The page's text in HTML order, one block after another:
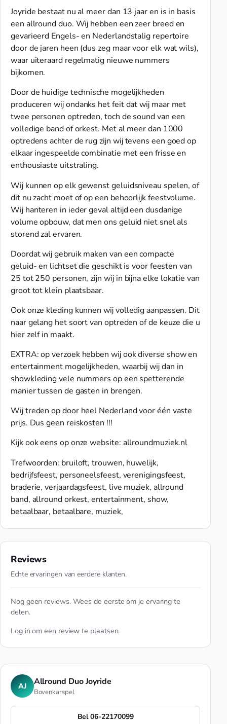
Joyride bestaat nu al meer dan 13 jaar en is in basis
een allround duo. Wij hebben een zeer breed en
gevarieerd Engels- en Nederlandstalig repertoire
door de jaren heen (dus zeg maar voor elk wat wils),
waar uiteraard regelmatig nieuwe nummers
bijkomen.
Door de huidige technische mogelijkheden
produceren wij ondanks het feit dat wij maar met
twee personen optreden, toch de sound van een
volledige band of orkest. Met al meer dan 1000
optredens achter de rug zijn wij tevens een goed op
elkaar ingespeelde combinatie met een frisse en
enthousiaste uitstraling.
Wij kunnen op elk gewenst geluidsniveau spelen, of
dit nu zacht moet of op een behoorlijk feestvolume.
Wij hanteren in ieder geval altijd een dusdanige
volume opbouw, dat men ons geluid niet snel als
storend zal ervaren.
Doordat wij gebruik maken van een compacte
geluid- en lichtset die geschikt is voor feesten van
25 tot 250 personen, zijn wij in bijna elke lokatie van
groot tot klein plaatsbaar.
Ook onze kleding kunnen wij volledig aanpassen. Dit
naar gelang het soort van optreden of de keuze die u
hier zelf in maakt.
EXTRA: op verzoek hebben wij ook diverse show en
entertainment mogelijkheden, waarbij wij dan in
showkleding vele nummers op een spetterende
manier tussen de gasten in brengen.
Wij treden op door heel Nederland voor één vaste
prijs. Dus geen reiskosten !!!
Kijk ook eens op onze website: allroundmuziek.nl
Trefwoorden: bruiloft, trouwen, huwelijk,
bedrijfsfeest, personeelsfeest, verenigingsfeest,
braderie, verjaardagsfeest, live muziek, allround
band, allround orkest, entertainment, show,
betaalbaar, betaalbare, muziek,
Reviews
Echte ervaringen van eerdere klanten.
Nog geen reviews. Wees de eerste om je ervaring te
delen.
Log in om een review te plaatsen.
AJ Allround Duo Joyride
Bovenkarspel
Bel 06-22170099